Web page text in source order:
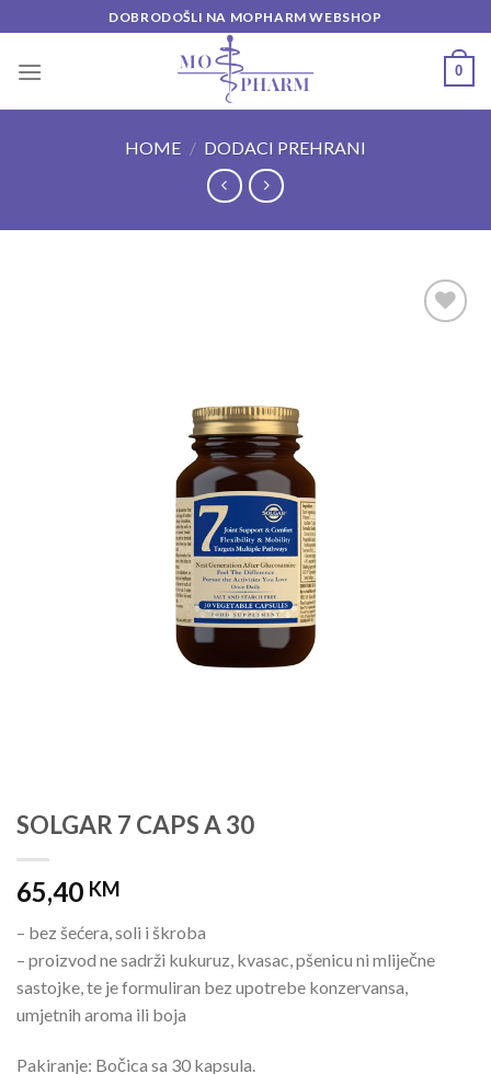
to
content
DOBRODOŠLI NA MOPHARM WEBSHOP
0
HOME / DODACI PREHRANI
SOLGAR 7 CAPS A 30
65,40 KM
– bez šećera, soli i škroba
– proizvod ne sadrži kukuruz, kvasac, pšenicu ni mliječne
sastojke, te je formuliran bez upotrebe konzervansa,
umjetnih aroma ili boja
Pakiranje: Bočica sa 30 kapsula.